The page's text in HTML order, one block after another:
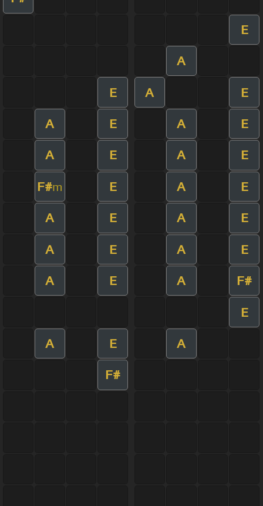
E
A
E A E
A E A E
A E A E
F#m E A E
A E A E
A E A E
A E A F#
E
A E A
F#